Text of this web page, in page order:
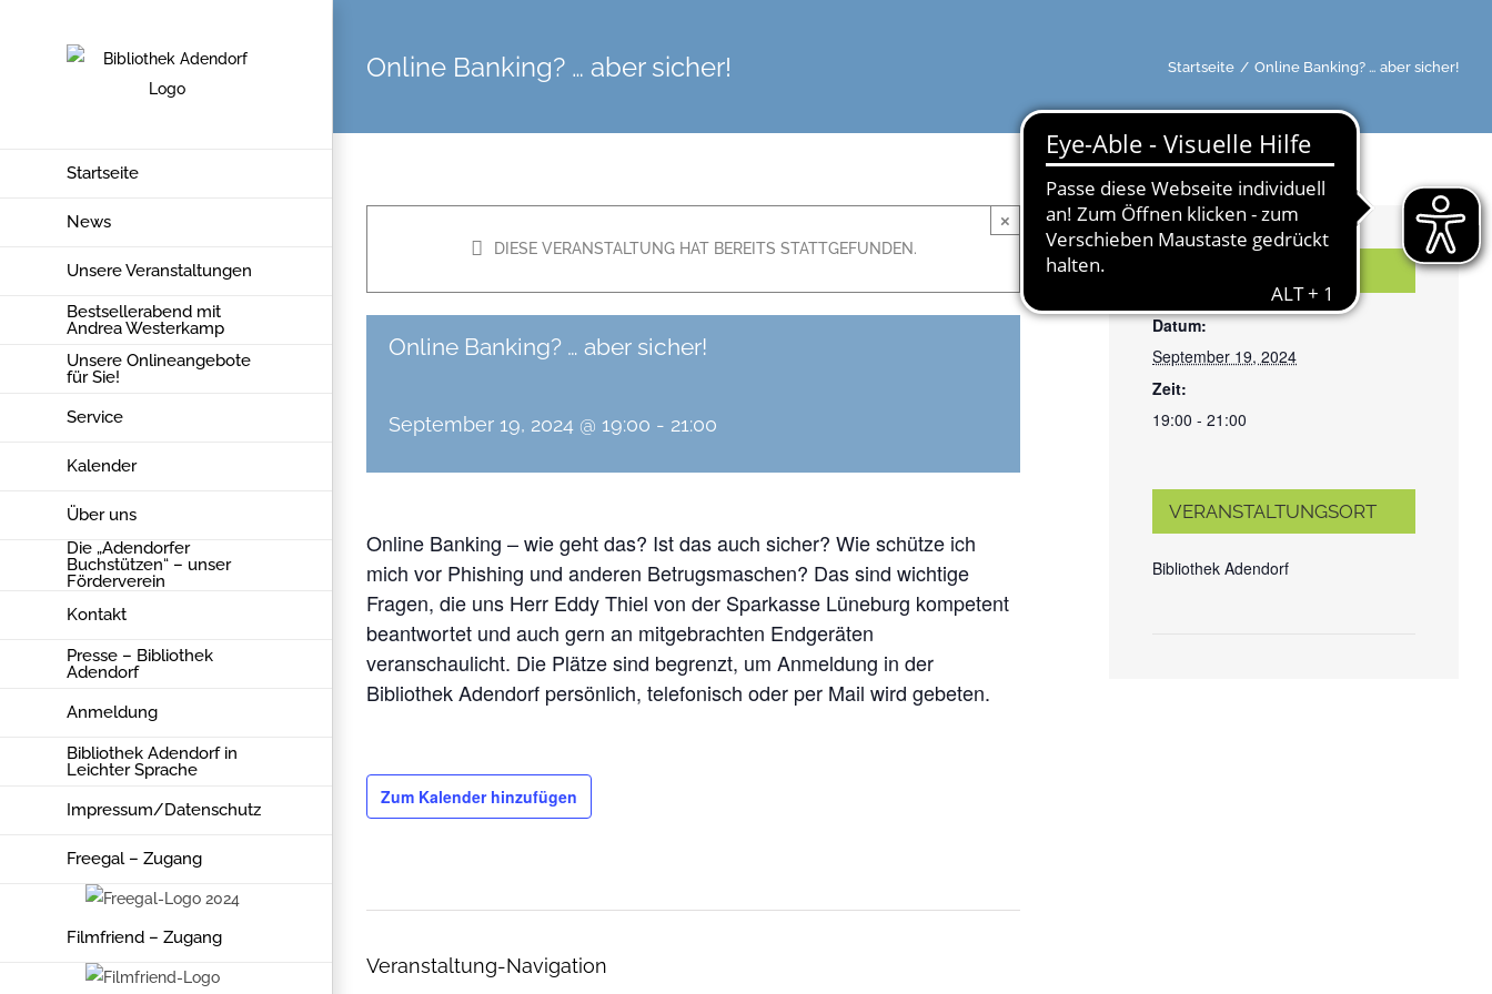
Startseite
News
Unsere Veranstaltungen
Bestsellerabend mit
Andrea Westerkamp
Unsere Onlineangebote
für Sie!
Service
Kalender
Über uns
Die „Adendorfer
Buchstützen“ – unser
Förderverein
Kontakt
Presse – Bibliothek
Adendorf
Anmeldung
Bibliothek Adendorf in
Leichter Sprache
Impressum/Datenschutz
Freegal – Zugang
Filmfriend – Zugang
Online Banking? … aber sicher! Startseite / Online Banking? … aber sicher!
×
DIESE VERANSTALTUNG HAT BEREITS STATTGEFUNDEN.
Online Banking? … aber sicher!
September 19, 2024 @ 19:00 - 21:00
Online Banking – wie geht das? Ist das auch sicher? Wie schütze ich
mich vor Phishing und anderen Betrugsmaschen? Das sind wichtige
Fragen, die uns Herr Eddy Thiel von der Sparkasse Lüneburg kompetent
beantwortet und auch gern an mitgebrachten Endgeräten
veranschaulicht. Die Plätze sind begrenzt, um Anmeldung in der
Bibliothek Adendorf persönlich, telefonisch oder per Mail wird gebeten.
Zum Kalender hinzufügen
Veranstaltung-Navigation
Datum:
September 19, 2024
Zeit:
19:00 - 21:00
VERANSTALTUNGSORT
Bibliothek Adendorf